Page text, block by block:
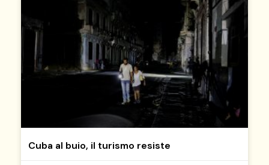
Cuba al buio, il turismo resiste